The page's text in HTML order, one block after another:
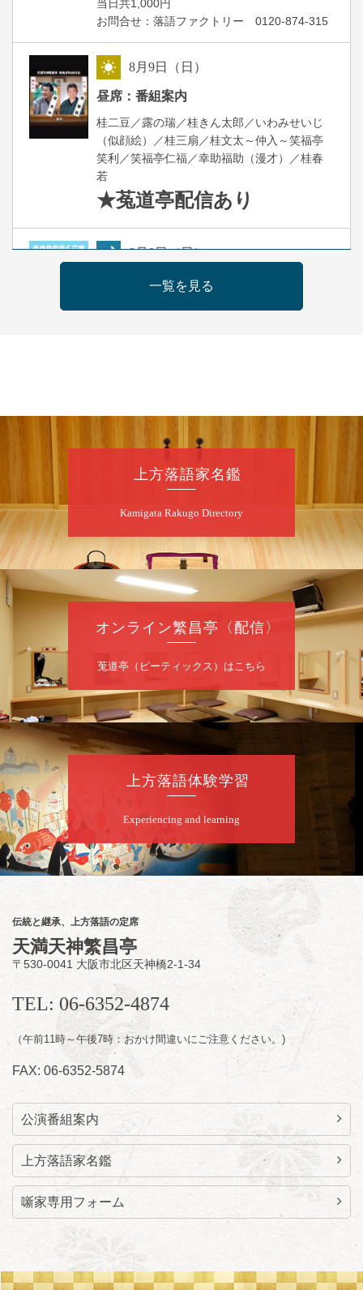
当日共1,000円
お問合せ：落語ファクトリー 0120-874-315
8月9日（日）
昼席：番組案内
桂二豆／露の瑞／桂きん太郎／いわみせいじ
（似顔絵）／桂三扇／桂文太～仲入～笑福亭
笑利／笑福亭仁福／幸助福助（漫才）／桂春
若
★菟道亭配信あり
8月9日（日）
らららのらくご会④
桂雀太「まんじゅうこわい」／桂三度「青
お問合せ：らららのらくご会予約事務局
090-6976-1777 email：
lalalanorakugo@gmail.com
昼
桂九寿玉／桂弥太郎／桂かい枝※／けんたと
ももえ（音曲漫才）※／笑福亭三喬／桂米二
～仲入～桂咲之輔／林家染団治／渡辺あきら
（ジャグリング）／笑福亭松枝（※…配信は
ございません）
★菟道亭配信あり
夜
8月10日（月）
桂慶治朗 月例奮闘落語会 八月席
桂慶治朗「鉄砲勇助」「植木屋娘」ほか一席
／桂弥壱「開口一番」
前売2,000円 当日2,500円
お問合せ：慶治朗落語会事務局 090-8126-
2020
★菟道亭配信あり
配信の
購入はこちらをクリック
8月11日（火）
昼席：番組案内
桂九寿玉／桂弥太郎／桂かい枝※／けんたと
ももえ（音曲漫才）※／笑福亭三喬／桂米平
～仲入～桂咲之輔／林家染団治／キタノ大地
（マジック）／笑福亭松枝（※…配信はござ
★菟道亭 配信あり
一覧を見る
上方落語家名鑑
Kamigata Rakugo Directory
オンライン繁昌亭〈配信〉
莵道亭（ピーティックス）はこちら
上方落語体験学習
Experiencing and learning
伝統と継承、上方落語の定席
天満天神繁昌亭
〒530-0041 大阪市北区天神橋2-1-34
TEL: 06-6352-4874
（午前11時～午後7時：おかけ間違いにご注意ください。)
FAX: 06-6352-5874
公演番組案内
上方落語家名鑑
噺家専用フォーム